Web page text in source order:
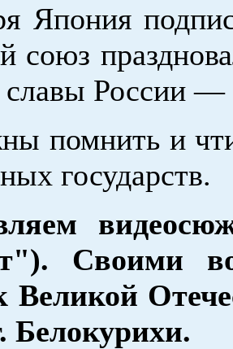
Япония
союз
славы России
помнить и
государств.
Своими
Великой
Белокурихи.